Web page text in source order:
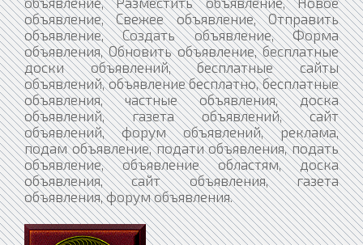
объявление, Свежее объявление, Отправить
объявление, Создать объявление, Форма
объявления, Обновить объявление, бесплатные
доски объявлений, бесплатные сайты
объявлений, объявление бесплатно, бесплатные
объявления, частные объявления, доска
объявлений, газета объявлений, сайт
объявлений, форум объявлений, реклама,
подам объявление, подати объявления, подать
объявление, объявление областям, доска
объявления, сайт объявления, газета
объявления, форум объявления.